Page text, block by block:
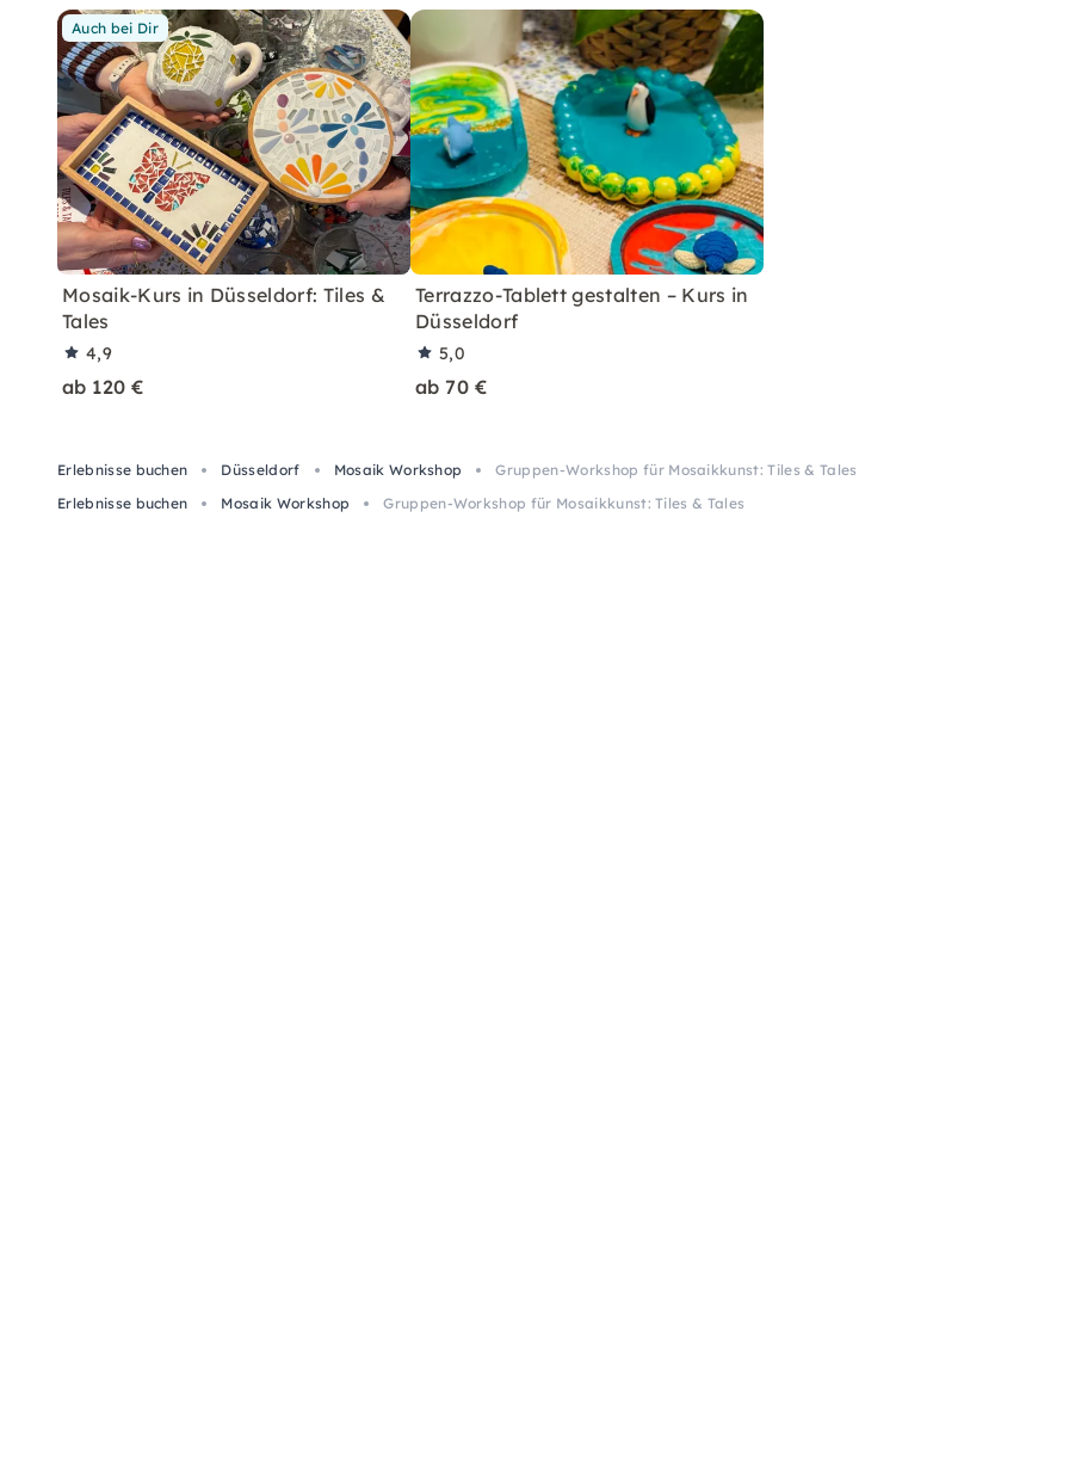
Auch bei Dir
Mosaik-Kurs in Düsseldorf: Tiles &
Tales
4,9
ab 120 €
Terrazzo-Tablett gestalten – Kurs in
Düsseldorf
5,0
ab 70 €
Erlebnisse buchen Düsseldorf Mosaik Workshop
Gruppen-Workshop für Mosaikkunst: Tiles & Tales
Erlebnisse buchen
Mosaik Workshop Gruppen-Workshop für Mosaikkunst: Tiles & Tales